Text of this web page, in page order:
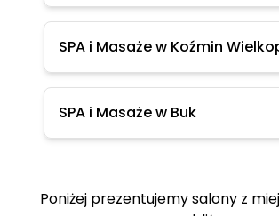
SPA i Masaże w Koźmin
SPA i Masaże w Buk
Poniżej prezentujemy salony z